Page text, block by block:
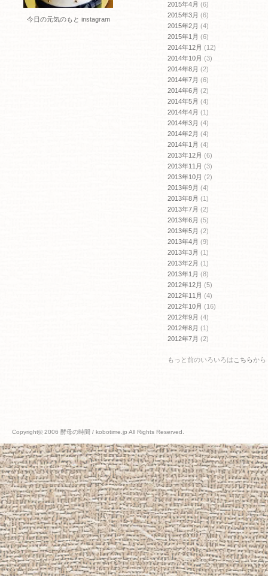
今日の元気のもと instagram
2015年4月 (6)
2015年3月 (6)
2015年2月 (4)
2015年1月 (6)
2014年12月 (12)
2014年10月 (3)
2014年8月 (2)
2014年7月 (6)
2014年6月 (2)
2014年5月 (4)
2014年4月 (1)
2014年3月 (4)
2014年2月 (4)
2014年1月 (4)
2013年12月 (6)
2013年11月 (3)
2013年10月 (2)
2013年9月 (4)
2013年8月 (1)
2013年7月 (2)
2013年6月 (5)
2013年5月 (2)
2013年4月 (9)
2013年3月 (1)
2013年2月 (1)
2013年1月 (8)
2012年12月 (5)
2012年11月 (4)
2012年10月 (16)
2012年9月 (4)
2012年8月 (1)
2012年7月 (2)
もっと前のいろいろは こちらから
Copyright©2006 酵母の時間 / kobotime.jp All Rights Reserved.